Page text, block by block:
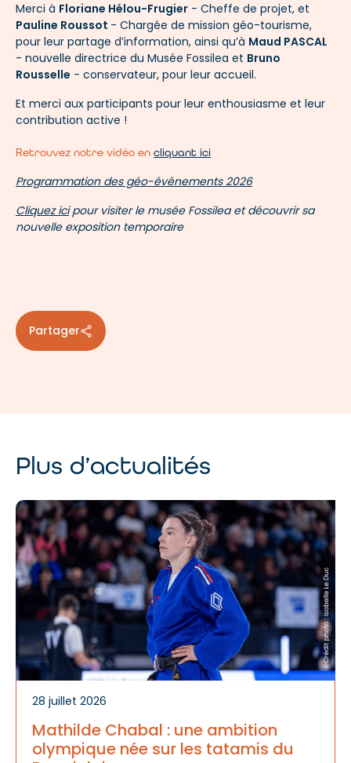
Partager
Merci à Floriane Hélou-Frugier - Cheffe de projet, et
Pauline Roussot - Chargée de mission géo-tourisme,
pour leur partage d’information, ainsi qu’à Maud PASCAL
- nouvelle directrice du Musée Fossilea et Bruno
Rousselle - conservateur, pour leur accueil.
Et merci aux participants pour leur enthousiasme et leur
contribution active !
Retrouvez notre vidéo en cliquant ici
Programmation des géo-événements 2026
Cliquez icipour visiter le musée Fossilea et découvrir sa
nouvelle exposition temporaire
Plus d’actualités
28 juillet 2026
Mathilde Chabal : une ambition
olympique née sur les tatamis du